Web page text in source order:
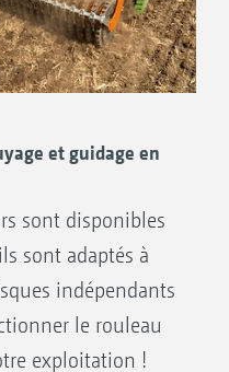
et guidage en
sont disponibles
sont adaptés à
indépendants
le rouleau
exploitation !